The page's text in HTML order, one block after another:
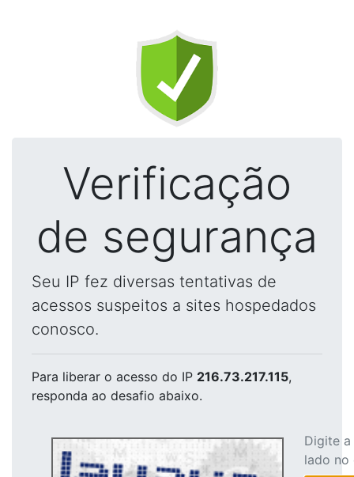
Verificação
de segurança
Seu IP fez diversas tentativas de
acessos suspeitos a sites hospedados
conosco.
Para liberar o acesso do IP 216.73.217.115,
responda ao desafio abaixo.
Digite
lado no